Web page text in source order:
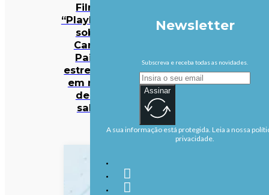
Filme
“Playback”
sobre
Carlos
Paião
estreia-se
em mais
de 50
salas
Newsletter
Subscreva e receba todas as novidades.
Assinar
A sua informação está protegida. Leia a nossa
privacidade.